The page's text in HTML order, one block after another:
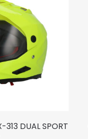
313 DUAL SPORT